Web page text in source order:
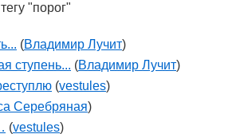
"порог"
(Владимир Лучит)
ступень... (Владимир Лучит)
(vestules)
Серебряная)
(vestules)